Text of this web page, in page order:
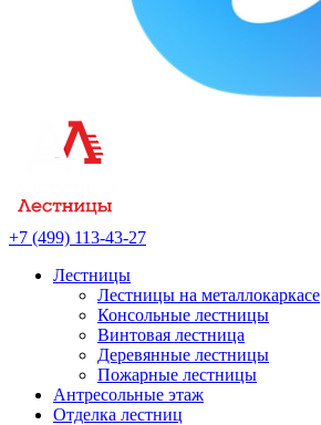
+7 (499) 113-43-27
Лестницы
Лестницы на металлокаркасе
Консольные лестницы
Винтовая лестница
Деревянные лестницы
Пожарные лестницы
Антресольные этаж
Отделка лестниц